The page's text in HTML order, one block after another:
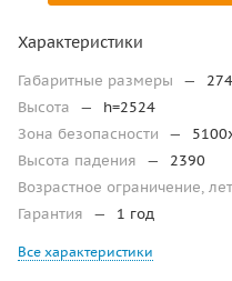
Характеристики
Габаритные размеры —
Высота
—
h=2524
Зона безопасности
—
Высота падения
—
2390
Возрастное ограничение, лет
Гарантия
— 1 год
Все характеристики